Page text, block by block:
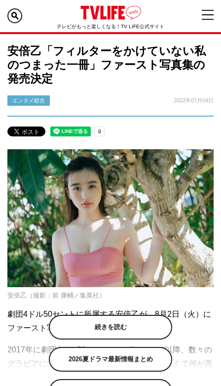
テレビがもっと楽しくなる！TV LIFE公式サイト
安倍乙「フィルターをかけていない私
のつまった一冊」ファースト写真集の
発売決定
エンタメ総合 2022年07月04日
安倍乙（撮影：前 康輔／集英社）
劇団4ドル50セントに所属する安倍乙が、8月2日（火）に
ファースト写真集を発売することが決定した。
2017年に劇団4ドル50セントでデビューして以降、数々の
グラビアに出演してきた安倍。現在は『あざとくて何が悪
いの？』（テレビ朝日系）の“あざと連ドラ”にも出演する
続きを読む
2026夏ドラマ最新情報まとめ